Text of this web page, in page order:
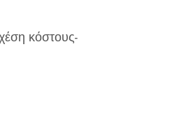
κόστους-